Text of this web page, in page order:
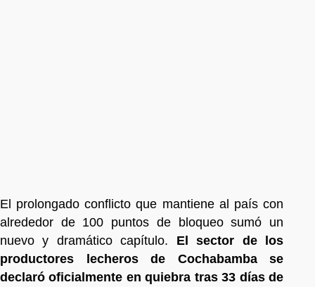
El prolongado conflicto que mantiene al país con
alrededor de 100 puntos de bloqueo sumó un
nuevo y dramático capítulo. El sector de los
productores lecheros de Cochabamba se
declaró oficialmente en quiebra tras 33 días de